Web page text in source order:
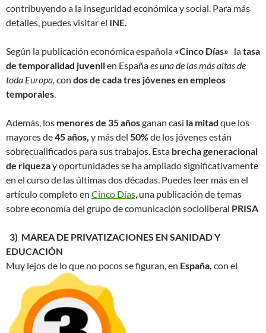
contribuyendo a la inseguridad económica y social. Para más
detalles, puedes visitar el INE.
Según la publicación económica española «Cinco Días» latasa
de temporalidad juvenilen Españaes una de las más altas de
toda Europa, con dos de cada tres jóvenes en empleos
temporales
Además, los menores de 35 añosganan casi la mitad que los
mayores de45 años, y más del 50%de los jóvenes están
sobrecualificados para sus trabajos. Esta brecha generacional
de riquezay oportunidades se ha ampliado significativamente
en el curso de las últimas dos décadas. Puedes leer más en el
artículo completo en Cinco Días , una publicación de temas
sobre economía del grupo de comunicación socioliberal PRISA
3) MAREA DE PRIVATIZACIONES EN SANIDAD Y
EDUCACIÓN
Muy lejos de lo que no pocos se figuran, en España, con el